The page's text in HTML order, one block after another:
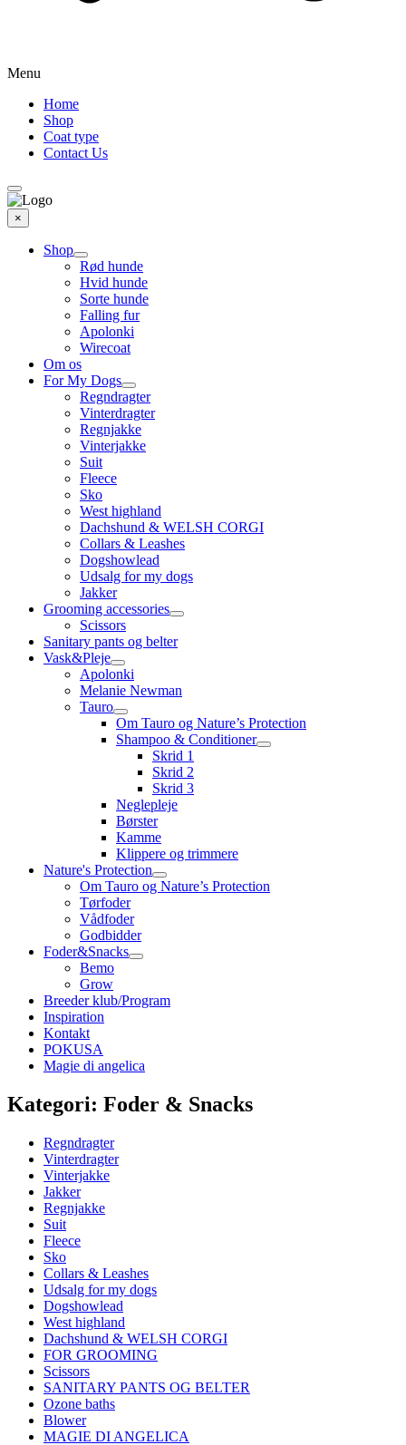
Menu
Home
Shop
Coat type
Contact Us
×
Shop
Rød hunde
Hvid hunde
Sorte hunde
Falling fur
Apolonki
Wirecoat
Om os
For My Dogs
Regndragter
Vinterdragter
Regnjakke
Vinterjakke
Suit
Fleece
Sko
West highland
Dachshund & WELSH CORGI
Collars & Leashes
Dogshowlead
Udsalg for my dogs
Jakker
Grooming accessories
Scissors
Sanitary pants og belter
Vask&Pleje
Apolonki
Melanie Newman
Tauro
Om Tauro og Nature’s Protection
Shampoo & Conditioner
Skrid 1
Skrid 2
Skrid 3
Neglepleje
Børster
Kamme
Klippere og trimmere
Nature's Protection
Om Tauro og Nature’s Protection
Tørfoder
Vådfoder
Godbidder
Foder&Snacks
Bemo
Grow
Breeder klub/Program
Inspiration
Kontakt
POKUSA
Magie di angelica
Kategori: Foder & Snacks
Regndragter
Vinterdragter
Vinterjakke
Jakker
Regnjakke
Suit
Fleece
Sko
Collars & Leashes
Udsalg for my dogs
Dogshowlead
West highland
Dachshund & WELSH CORGI
FOR GROOMING
Scissors
SANITARY PANTS OG BELTER
Ozone baths
Blower
MAGIE DI ANGELICA